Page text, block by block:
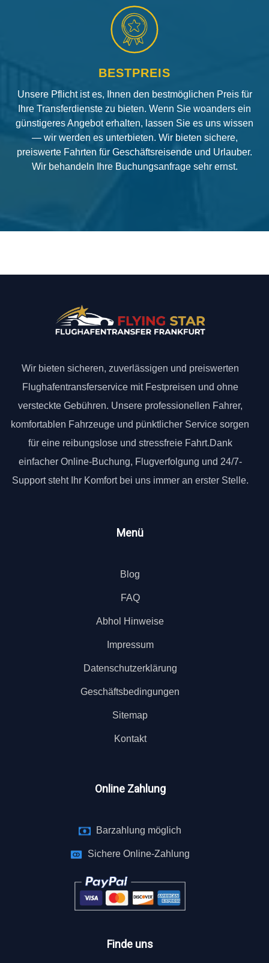
BESTPREIS
Unsere Pflicht ist es, Ihnen den bestmöglichen Preis für
Ihre Transferdienste zu bieten. Wenn Sie woanders ein
günstigeres Angebot erhalten, lassen Sie es uns wissen
— wir werden es unterbieten. Wir bieten sichere,
preiswerte Fahrten für Geschäftsreisende und Urlauber.
Wir behandeln Ihre Buchungsanfrage sehr ernst.
Wir bieten sicheren, zuverlässigen und preiswerten
Flughafentransferservice mit Festpreisen und ohne
versteckte Gebühren. Unsere professionellen Fahrer,
komfortablen Fahrzeuge und pünktlicher Service sorgen
für eine reibungslose und stressfreie Fahrt.Dank
einfacher Online-Buchung, Flugverfolgung und 24/7-
Support steht Ihr Komfort bei uns immer an erster Stelle.
Menü
Blog
FAQ
Abhol Hinweise
Impressum
Datenschutzerklärung
Geschäftsbedingungen
Sitemap
Kontakt
Online Zahlung
Barzahlung möglich
Sichere Online-Zahlung
Finde uns